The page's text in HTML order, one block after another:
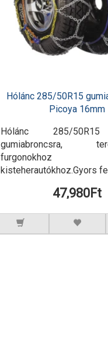
Hólánc 285/50R15
Picoya 16mm
Hólánc 285/
gumiabroncsra,
kisteherautókhoz.Gyors
47,980Ft